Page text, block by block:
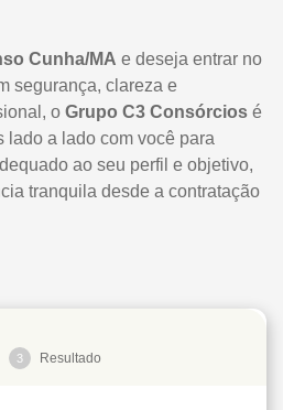
Cunha/MA e deseja entrar no
segurança, clareza e
o Grupo C3 Consórcios é
lado a lado com você para
ao seu perfil e objetivo,
tranquila desde a contratação
3 Resultado